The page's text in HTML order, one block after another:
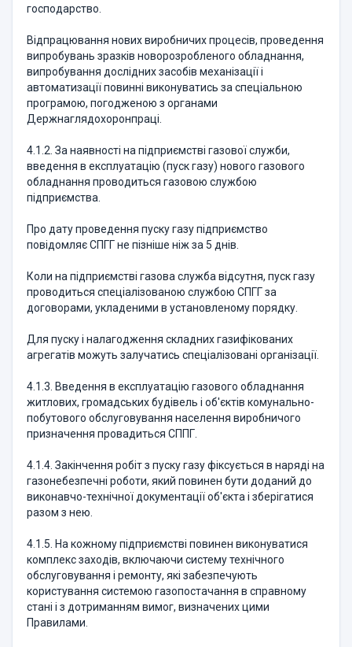
господарство.
Відпрацювання нових виробничих процесів, проведення
випробувань зразків новорозробленого обладнання,
випробування дослідних засобів механізації і
автоматизації повинні виконуватись за спеціальною
програмою, погодженою з органами
Держнаглядохоронпраці.
4.1.2. За наявності на підприємстві газової служби,
введення в експлуатацію (пуск газу) нового газового
обладнання проводиться газовою службою
підприємства.
Про дату проведення пуску газу підприємство
повідомляє СПГГ не пізніше ніж за 5 днів.
Коли на підприємстві газова служба відсутня, пуск газу
проводиться спеціалізованою службою СПГГ за
договорами, укладеними в установленому порядку.
Для пуску і налагодження складних газифікованих
агрегатів можуть залучатись спеціалізовані організації.
4.1.3. Введення в експлуатацію газового обладнання
житлових, громадських будівель і об'єктів комунально-
побутового обслуговування населення виробничого
призначення провадиться СППГ.
4.1.4. Закінчення робіт з пуску газу фіксується в наряді на
газонебезпечні роботи, який повинен бути доданий до
виконавчо-технічної документації об'єкта і зберігатися
разом з нею.
4.1.5. На кожному підприємстві повинен виконуватися
комплекс заходів, включаючи систему технічного
обслуговування і ремонту, які забезпечують
користування системою газопостачання в справному
стані і з дотриманням вимог, визначених цими
Правилами.